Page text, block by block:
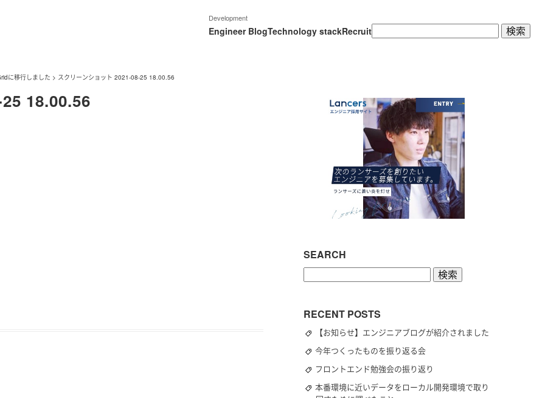
Development
Engineer BlogTechnology stackRecruit検
索:
に移行しました > スクリーンショット 2021-08-25 18.00.56
18.00.56
SEARCH
RECENT POSTS
【お知らせ】エンジニアブログが紹介されました
今年つくったものを振り返る会
フロントエンド勉強会の振り返り
本番環境に近いデータをローカル開発環境で取り